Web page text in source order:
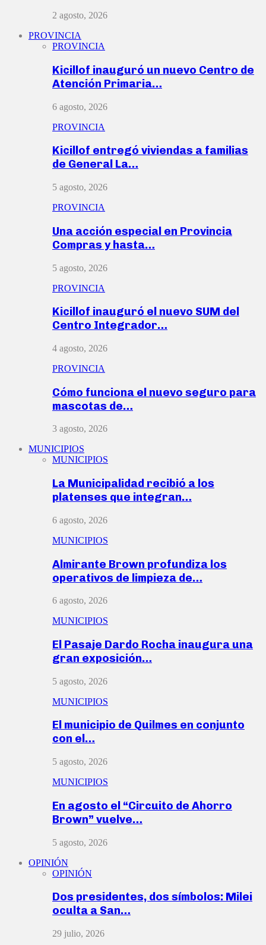
2 agosto, 2026
PROVINCIA
PROVINCIA
Kicillof inauguró un nuevo Centro de
Atención Primaria…
6 agosto, 2026
PROVINCIA
Kicillof entregó viviendas a familias
de General La…
5 agosto, 2026
PROVINCIA
Una acción especial en Provincia
Compras y hasta…
5 agosto, 2026
PROVINCIA
Kicillof inauguró el nuevo SUM del
Centro Integrador…
4 agosto, 2026
PROVINCIA
Cómo funciona el nuevo seguro para
mascotas de…
3 agosto, 2026
MUNICIPIOS
MUNICIPIOS
La Municipalidad recibió a los
platenses que integran…
6 agosto, 2026
MUNICIPIOS
Almirante Brown profundiza los
operativos de limpieza de…
6 agosto, 2026
MUNICIPIOS
El Pasaje Dardo Rocha inaugura una
gran exposición…
5 agosto, 2026
MUNICIPIOS
El municipio de Quilmes en conjunto
con el…
5 agosto, 2026
MUNICIPIOS
En agosto el “Circuito de Ahorro
Brown” vuelve…
5 agosto, 2026
OPINIÓN
OPINIÓN
Dos presidentes, dos símbolos: Milei
oculta a San…
29 julio, 2026